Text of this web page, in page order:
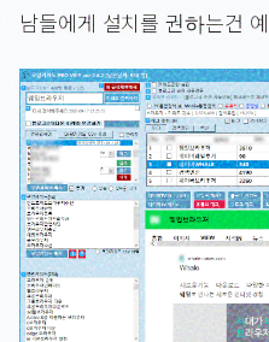
남들에게 설치를 권하는건